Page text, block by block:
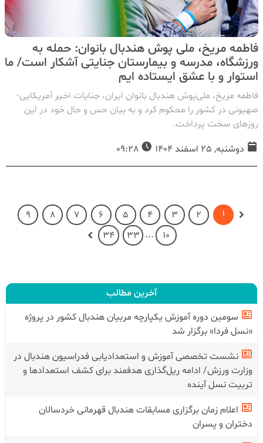
فاطمه مریخ، ملی پوش هندبال بانوان: حمله به
ورزشگاه، مدرسه و بیمارستان جنایتی آشکار است/ ما
استوار و با عشق ایستاده ایم
فاطمه مریخ، ملی‌پوش هندبال بانوان ایران، جنایات اخیر آمریکایی-
صهیونی در کشور را محکوم کرد و به بیان حس و حال خود در این
روزهای سخت پرداخت‌.
دوشنبه, 25 اسفند 1404
1
2
3
4
5
6
7
8
9
10
...
33
34
آخرین مطالب
سومین دوره آموزش یکپارچه مربیان هندبال کشور در پروژه
«نسل فردا» برگزار شد
نشست تخصصی آموزش و استعدادیابی فدراسیون هندبال در
وزارت ورزش/ ادامه ریل‌گذاری هدفمند برای کشف استعدادها و
تربیت نسل آینده
اعلام زمان برگزاری مسابقات هندبال قهرمانی خردسالان
دختران و پسران